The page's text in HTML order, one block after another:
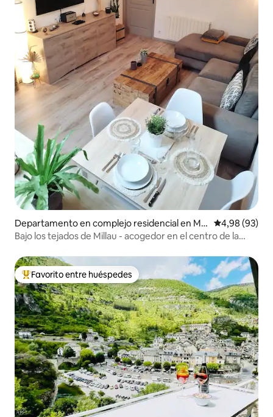
Departamento en complejo residencial en Mill
au
Calificación
4,98 (93)
Bajo los tejados de Millau - acogedor en el centro de la
Favorito entre los huéspedes más destacados
Favorito entre huéspedes